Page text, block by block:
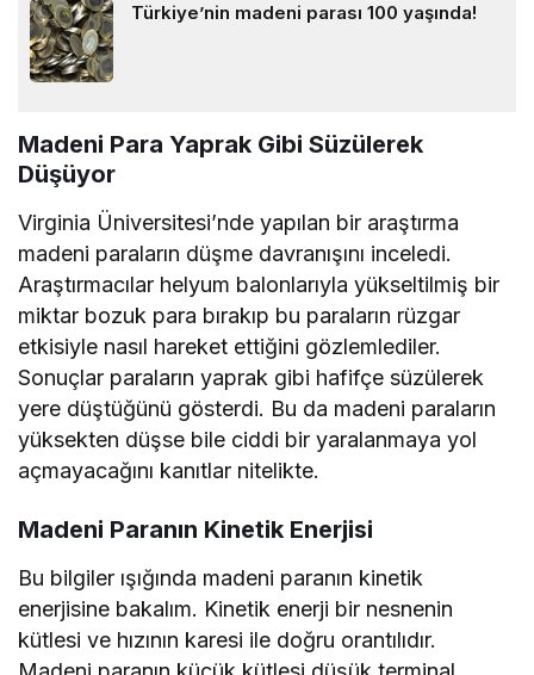
Türkiye’nin madeni parası 100 yaşında!
Madeni Para Yaprak Gibi Süzülerek
Düşüyor
Virginia Üniversitesi’nde yapılan bir araştırma
madeni paraların düşme davranışını inceledi.
Araştırmacılar helyum balonlarıyla yükseltilmiş bir
miktar bozuk para bırakıp bu paraların rüzgar
etkisiyle nasıl hareket ettiğini gözlemlediler.
Sonuçlar paraların yaprak gibi hafifçe süzülerek
yere düştüğünü gösterdi. Bu da madeni paraların
yüksekten düşse bile ciddi bir yaralanmaya yol
açmayacağını kanıtlar nitelikte.
Madeni Paranın Kinetik Enerjisi
Bu bilgiler ışığında madeni paranın kinetik
enerjisine bakalım. Kinetik enerji bir nesnenin
kütlesi ve hızının karesi ile doğru orantılıdır.